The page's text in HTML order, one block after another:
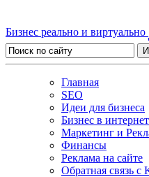
Бизнес реально и виртуально
Главная
SEO
Идеи для бизнеса
Бизнес в
Маркетинг и
Финансы
Реклама на сайте
Обратная связь c